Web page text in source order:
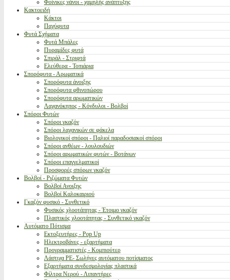
Φοίνικες νάνοι - χαμηλής ανάπτυξης
Κακτοειδή
Κάκτοι
Παχύφυτα
Φυτά Σχήματα
Φυτά Μπάλες
Πυραμίδες φυτά
Σπιράλ - Στριφτά
Ελεύθερα - Τοπιάρια
Σπορόφυτα - Αρωματικά
Σπορόφυτα άνοιξης
Σπορόφυτα φθινοπώρου
Σπορόφυτα αρωματικών
Λαχανόκηπος - Κόνδυλοι - Βολβοί
Σπόροι Φυτών
Σπόροι γκαζόν
Σπόροι λαχανικών σε φάκελα
Βιολογικοί σπόροι - Παλιοί παραδοσιακοί σπόροι
Σπόροι ανθέων - λουλουδιών
Σπόροι αρωματικών φυτών - Βοτάνων
Σπόροι επαγγελματικοί
Προσφορές σπόρων γκαζόν
Βολβοί - Ριζώματα Φυτών
Βολβοί Ανοιξης
Βολβοί Καλοκαιριού
Γκαζόν φυσικό - Συνθετικό
Φυσικός χλοοτάπητας - Έτοιμο γκαζόν
Πλαστικός χλοοτάπητας - Συνθετικό γκαζόν
Αυτόματο Πότισμα
Εκτοξευτήρες - Pop Up
Ηλεκτροβάνες - εξαρτήματα
Προγραμματιστές - Κομπιούτερ
Λάστιχα PE- Σωλήνες αυτόματου ποτίσματος
Εξαρτήματα συνδεσμολογίας πλαστικά
Φίλτρα Νερού - Λιπαντήρες